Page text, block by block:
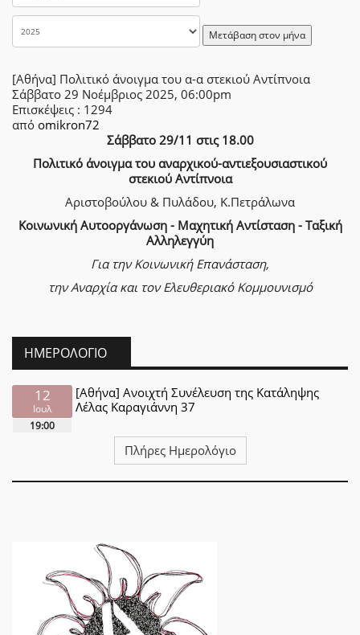
Μετάβαση στον μήνα
[Αθήνα] Πολιτικό άνοιγμα του α-α στεκιού Αντίπνοια
Σάββατο 29 Νοέμβριος 2025, 06:00pm
Επισκέψεις : 1294
από omikron72
Σάββατο 29/11 στις 18.00
Πολιτικό άνοιγμα του αναρχικού-αντιεξουσιαστικού
στεκιού Αντίπνοια
Αριστοβούλου & Πυλάδου, Κ.Πετράλωνα
Κοινωνική Αυτοοργάνωση - Μαχητική Αντίσταση - Ταξική
Αλληλεγγύη
Για την Κοινωνική Επανάσταση,
την Αναρχία και τον Ελευθεριακό Κομμουνισμό
ΗΜΕΡΟΛΌΓΙΟ
12
Ιουλ
19:00
[Αθήνα] Ανοιχτή Συνέλευση της Κατάληψης
Λέλας Καραγιάννη 37
Πλήρες Ημερολόγιο